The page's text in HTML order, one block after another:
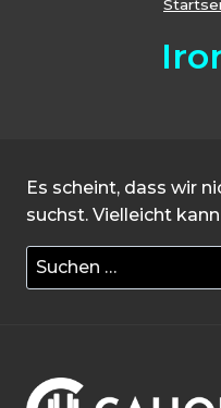
Es scheint, dass wir
suchst. Vielleicht
Suchen
nach: